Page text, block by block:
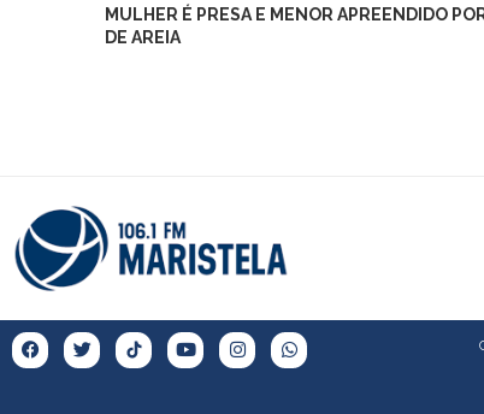
MULHER É PRESA E MENOR APREENDIDO
DE AREIA